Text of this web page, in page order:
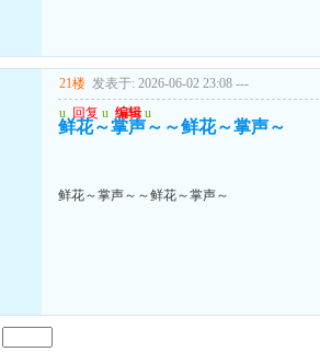
21楼 发表于: 2026-06-02 23:08 ---
u 回复 u 编辑 u
鲜花～掌声～～鲜花～掌声～
鲜花～掌声～～鲜花～掌声～